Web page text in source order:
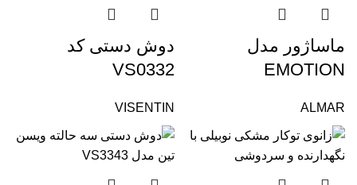
ماساژور مدل
EMOTION
ALMAR
دوش دستی کد
VS0332
VISENTIN